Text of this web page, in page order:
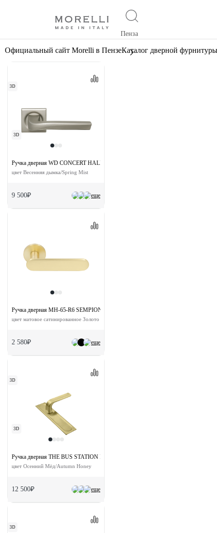
Пенза
Официальный сайт Morelli в ПензеКаталог дверной фурнитуры
3D
3D
еще
Ручка дверная WD CONCERT HALL S7 SMI на квадратной розетке
цвет Весенняя дымка/Spring Mist
9 500₽
еще
Ручка дверная MH-65-R6 SEMPIONE MSG на круглой розетке
цвет матовое сатинированное Золото
2 580₽
3D
3D
еще
Ручка дверная THE BUS STATION PLS AH на планке
цвет Осенний Мёд/Autumn Honey
12 500₽
3D